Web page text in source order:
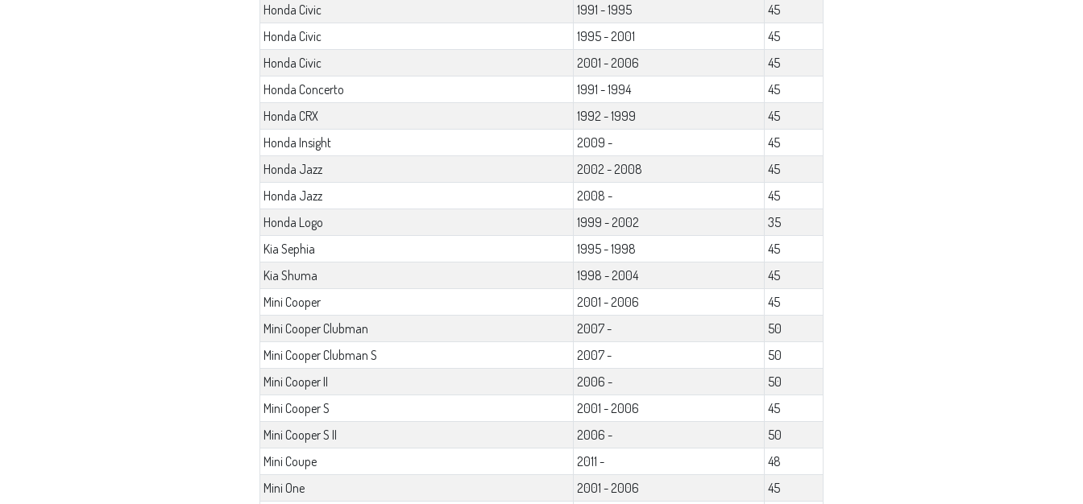
Honda Civic
1991 - 1995
45
Honda Civic
1995 - 2001
45
Honda Civic
2001 - 2006
45
Honda Concerto
1991 - 1994
45
Honda CRX
1992 - 1999
45
Honda Insight
2009 -
45
Honda Jazz
2002 - 2008
45
Honda Jazz
2008 -
45
Honda Logo
1999 - 2002
35
Kia Sephia
1995 - 1998
45
Kia Shuma
1998 - 2004
45
Mini Cooper
2001 - 2006
45
Mini Cooper Clubman
2007 -
50
Mini Cooper Clubman S
2007 -
50
Mini Cooper II
2006 -
50
Mini Cooper S
2001 - 2006
45
Mini Cooper S II
2006 -
50
Mini Coupe
2011 -
48
Mini One
2001 - 2006
45